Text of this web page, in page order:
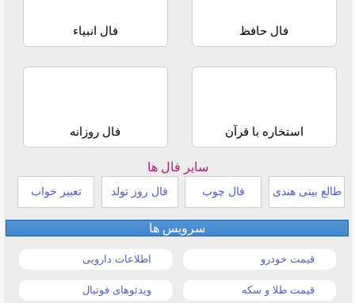
فال حافظ فال انبیاء
استخاره با قرآن فال روزانه
سایر فال ها
طالع بینی هندی فال چوب فال روز تولد تعبیر خواب
سرویس ها
قیمت خودرو اطلاعات دارویی
قیمت طلا و سکه ویدئوهای فوتبال